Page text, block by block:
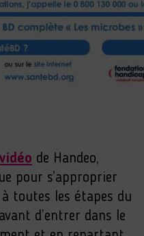
vidéo de Handeo,
pour s’approprier
toutes les étapes du
d’entrer dans le